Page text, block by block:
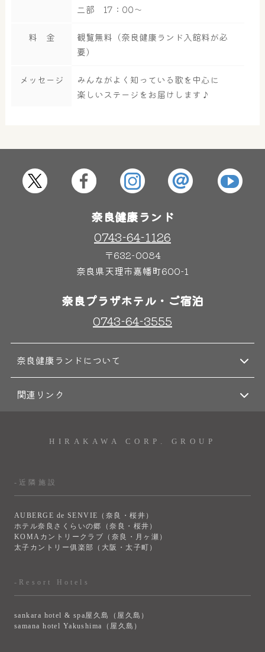
大浴場 サウナ・岩盤浴
屋内レジャープール グルメ
その他施設 ご宿泊
二部 17：00～
料 金
観覧無料（奈良健康ランド入館料が必
要）
メッセージ
みんながよく知っている歌を中心に
楽しいステージをお届けします♪
奈良健康ランド
0743-64-1126
〒632-0084
奈良県天理市嘉幡町600-1
奈良プラザホテル・ご宿泊
0743-64-3555
奈良健康ランドについて
関連リンク
HIRAKAWA CORP. GROUP
-近隣施設
AUBERGE de SENVIE（奈良・桜井）
ホテル奈良さくらいの郷（奈良・桜井）
KOMAカントリークラブ（奈良・月ヶ瀬）
太子カントリー俱楽部（大阪・太子町）
-Resort Hotels
sankara hotel & spa屋久島（屋久島）
samana hotel Yakushima（屋久島）